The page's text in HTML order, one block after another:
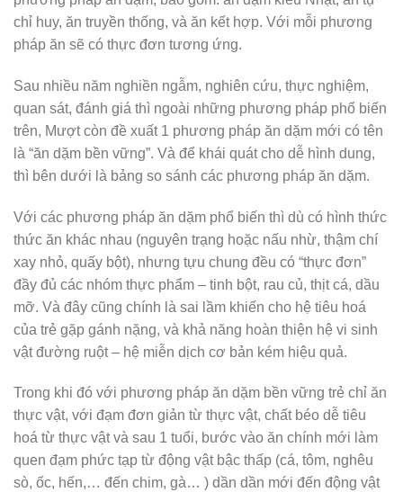
chỉ huy, ăn truyền thống, và ăn kết hợp. Với mỗi phương
pháp ăn sẽ có thực đơn tương ứng.
Sau nhiều năm nghiền ngẫm, nghiên cứu, thực nghiệm,
quan sát, đánh giá thì ngoài những phương pháp phổ biến
trên, Mượt còn đề xuất 1 phương pháp ăn dặm mới có tên
là “ăn dặm bền vững”. Và để khái quát cho dễ hình dung,
thì bên dưới là bảng so sánh các phương pháp ăn dặm.
Với các phương pháp ăn dặm phổ biến thì dù có hình thức
thức ăn khác nhau (nguyên trạng hoặc nấu nhừ, thậm chí
xay nhỏ, quấy bột), nhưng tựu chung đều có “thực đơn”
đầy đủ các nhóm thực phẩm – tinh bột, rau củ, thịt cá, dầu
mỡ. Và đây cũng chính là sai lầm khiến cho hệ tiêu hoá
của trẻ gặp gánh nặng, và khả năng hoàn thiện hệ vi sinh
vật đường ruột – hệ miễn dịch cơ bản kém hiệu quả.
Trong khi đó với phương pháp ăn dặm bền vững trẻ chỉ ăn
thực vật, với đạm đơn giản từ thực vật, chất béo dễ tiêu
hoá từ thực vật và sau 1 tuổi, bước vào ăn chính mới làm
quen đạm phức tạp từ động vật bậc thấp (cá, tôm, nghêu
sò, ốc, hến,… đến chim, gà… ) dần dần mới đến động vật